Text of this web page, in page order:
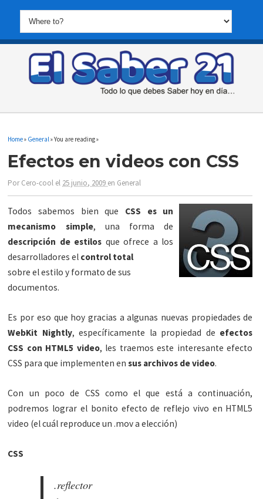
Home» General » You are reading »
Efectos en videos con CSS
PorCero-cool el 25 junio, 2009 en General
Todos sabemos bien que CSS es un
mecanismo simple, una forma de
descripción de estilos que ofrece a los
desarrolladores el control total
sobre el estilo y formato de sus
documentos.
Es por eso que hoy gracias a algunas nuevas propiedades de
WebKit Nightly, específicamente la propiedad de efectos
CSS con HTML5 video, les traemos este interesante efecto
CSS para que implementen ensus archivos de video.
Con un poco de CSS como el que está a continuación,
podremos lograr el bonito efecto de reflejo vivo en HTML5
video (el cuál reproduce un .mov a elección)
CSS
.reflector